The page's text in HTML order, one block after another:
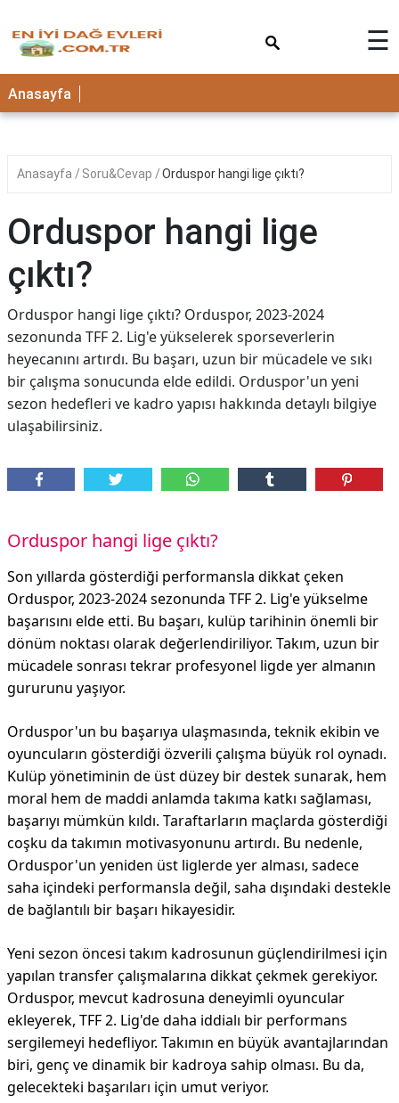
☰
Anasayfa
Anasayfa Soru&Cevap Orduspor hangi lige çıktı?
Orduspor hangi lige
çıktı?
Orduspor hangi lige çıktı? Orduspor, 2023-2024
sezonunda TFF 2. Lig'e yükselerek sporseverlerin
heyecanını artırdı. Bu başarı, uzun bir mücadele ve sıkı
bir çalışma sonucunda elde edildi. Orduspor'un yeni
sezon hedefleri ve kadro yapısı hakkında detaylı bilgiye
ulaşabilirsiniz.
Orduspor hangi lige çıktı?
Son yıllarda gösterdiği performansla dikkat çeken
Orduspor, 2023-2024 sezonunda TFF 2. Lig'e yükselme
başarısını elde etti. Bu başarı, kulüp tarihinin önemli bir
dönüm noktası olarak değerlendiriliyor. Takım, uzun bir
mücadele sonrası tekrar profesyonel ligde yer almanın
gururunu yaşıyor.
Orduspor'un bu başarıya ulaşmasında, teknik ekibin ve
oyuncuların gösterdiği özverili çalışma büyük rol oynadı.
Kulüp yönetiminin de üst düzey bir destek sunarak, hem
moral hem de maddi anlamda takıma katkı sağlaması,
başarıyı mümkün kıldı. Taraftarların maçlarda gösterdiği
coşku da takımın motivasyonunu artırdı. Bu nedenle,
Orduspor'un yeniden üst liglerde yer alması, sadece
saha içindeki performansla değil, saha dışındaki destekle
de bağlantılı bir başarı hikayesidir.
Yeni sezon öncesi takım kadrosunun güçlendirilmesi için
yapılan transfer çalışmalarına dikkat çekmek gerekiyor.
Orduspor, mevcut kadrosuna deneyimli oyuncular
ekleyerek, TFF 2. Lig'de daha iddialı bir performans
sergilemeyi hedefliyor. Takımın en büyük avantajlarından
biri, genç ve dinamik bir kadroya sahip olması. Bu da,
gelecekteki başarıları için umut veriyor.